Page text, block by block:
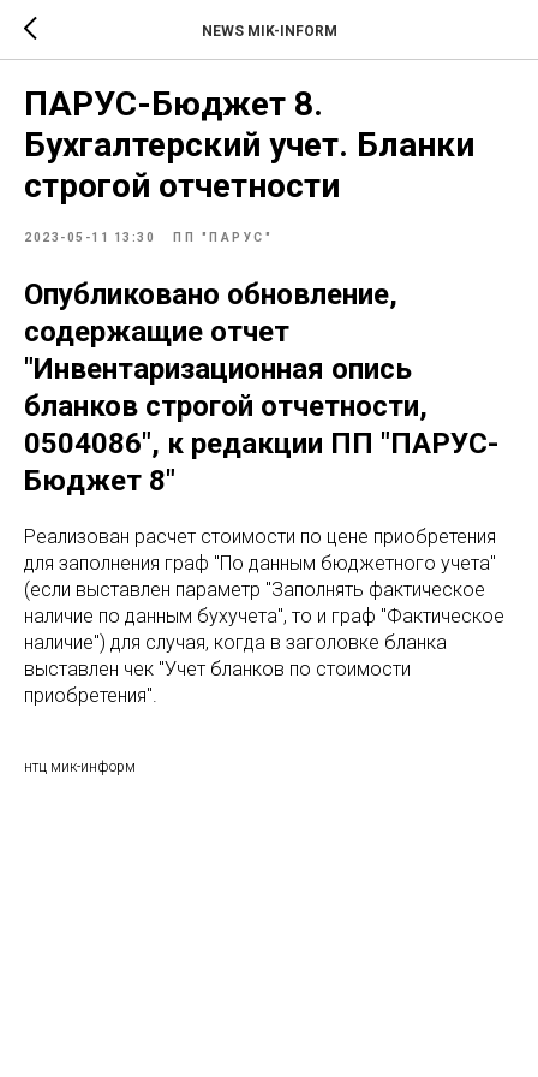
NEWS MIK-INFORM
ПАРУС-Бюджет 8.
Бухгалтерский учет. Бланки
строгой отчетности
2023-05-11 13:30 ПП "ПАРУС"
Опубликовано обновление,
содержащие отчет
"Инвентаризационная опись
бланков строгой отчетности,
0504086", к редакции ПП "ПАРУС-
Бюджет 8"
Реализован расчет стоимости по цене приобретения
для заполнения граф "По данным бюджетного учета"
(если выставлен параметр "Заполнять фактическое
наличие по данным бухучета", то и граф "Фактическое
наличие") для случая, когда в заголовке бланка
выставлен чек "Учет бланков по стоимости
приобретения".
нтц мик-информ